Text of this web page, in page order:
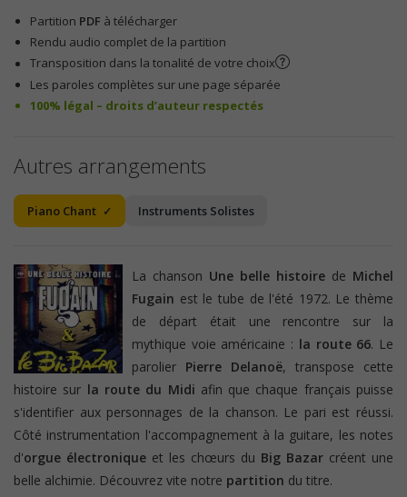
Partition PDF à télécharger
Rendu audio complet de la partition
Transposition dans la tonalité de votre choix
Les paroles complètes sur une page séparée
100% légal – droits d’auteur respectés
Autres arrangements
Piano Chant Instruments Solistes
La chanson Une belle histoire de Michel
Fugain est le tube de l'été 1972. Le thème
de départ était une rencontre sur la
mythique voie américaine : la route 66. Le
parolier Pierre Delanoë, transpose cette
histoire sur la route du Midi afin que chaque français puisse
s'identifier aux personnages de la chanson. Le pari est réussi.
Côté instrumentation l'accompagnement à la guitare, les notes
d'orgue électronique et les chœurs du Big Bazar créent une
belle alchimie. Découvrez vite notre partition du titre.